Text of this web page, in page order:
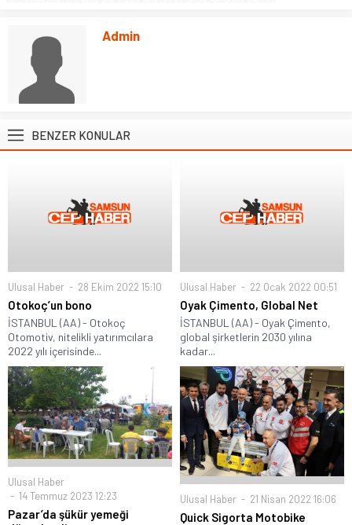
Admin
BENZER KONULAR
Ulusal Haber 28 Ekim 2022 15:10
Otokoç’un bono
İSTANBUL (AA) - Otokoç
Otomotiv, nitelikli yatırımcılara
2022 yılı içerisinde...
Ulusal Haber 22 Ocak 2022 00:51
Oyak Çimento, Global Net
İSTANBUL (AA) - Oyak Çimento,
global şirketlerin 2030 yılına
kadar...
Ulusal Haber
14 Temmuz 2023 12:23
Pazar’da şükür yemeği
Ulusal Haber 21 Nisan 2022 16:06
Quick Sigorta Motobike